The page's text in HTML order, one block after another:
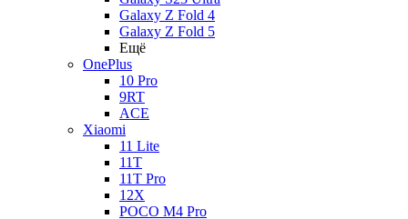
Galaxy Z Fold 4
Galaxy Z Fold 5
Ещё
OnePlus
10 Pro
9RT
ACE
Xiaomi
11 Lite
11T
11T Pro
12X
POCO M4 Pro